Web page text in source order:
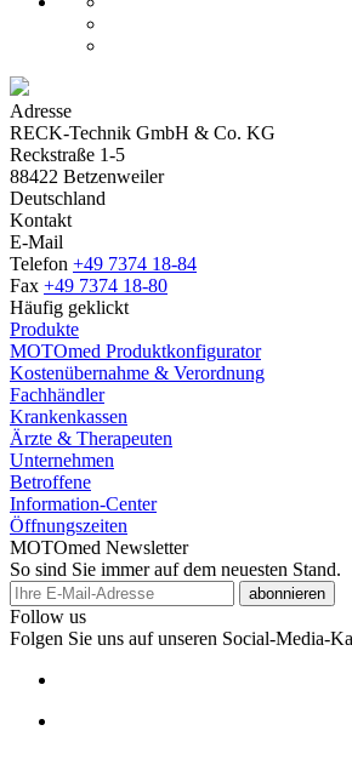
Adresse
RECK-Technik GmbH & Co. KG
Reckstraße 1-5
88422 Betzenweiler
Deutschland
Kontakt
E-Mail
Telefon +49 7374 18-84
Fax +49 7374 18-80
Häufig geklickt
Produkte
MOTOmed Produktkonfigurator
Kostenübernahme & Verordnung
Fachhändler
Krankenkassen
Ärzte & Therapeuten
Unternehmen
Betroffene
Information-Center
Öffnungszeiten
MOTOmed Newsletter
So sind Sie immer auf dem neuesten Stand.
abonnieren
Follow us
Folgen Sie uns auf unseren Social-Media-